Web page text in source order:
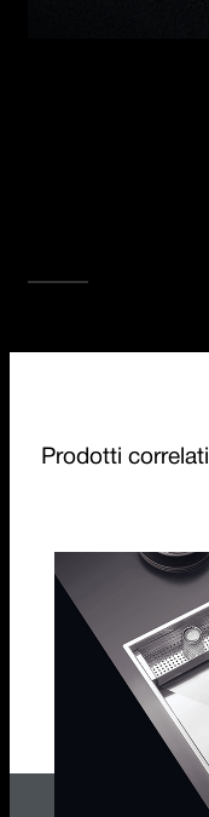
Prodotti correlati